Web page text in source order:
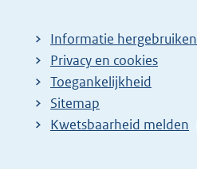
Informatie hergebruiken
Privacy en cookies
Toegankelijkheid
Sitemap
E
Kwetsbaarheid melden